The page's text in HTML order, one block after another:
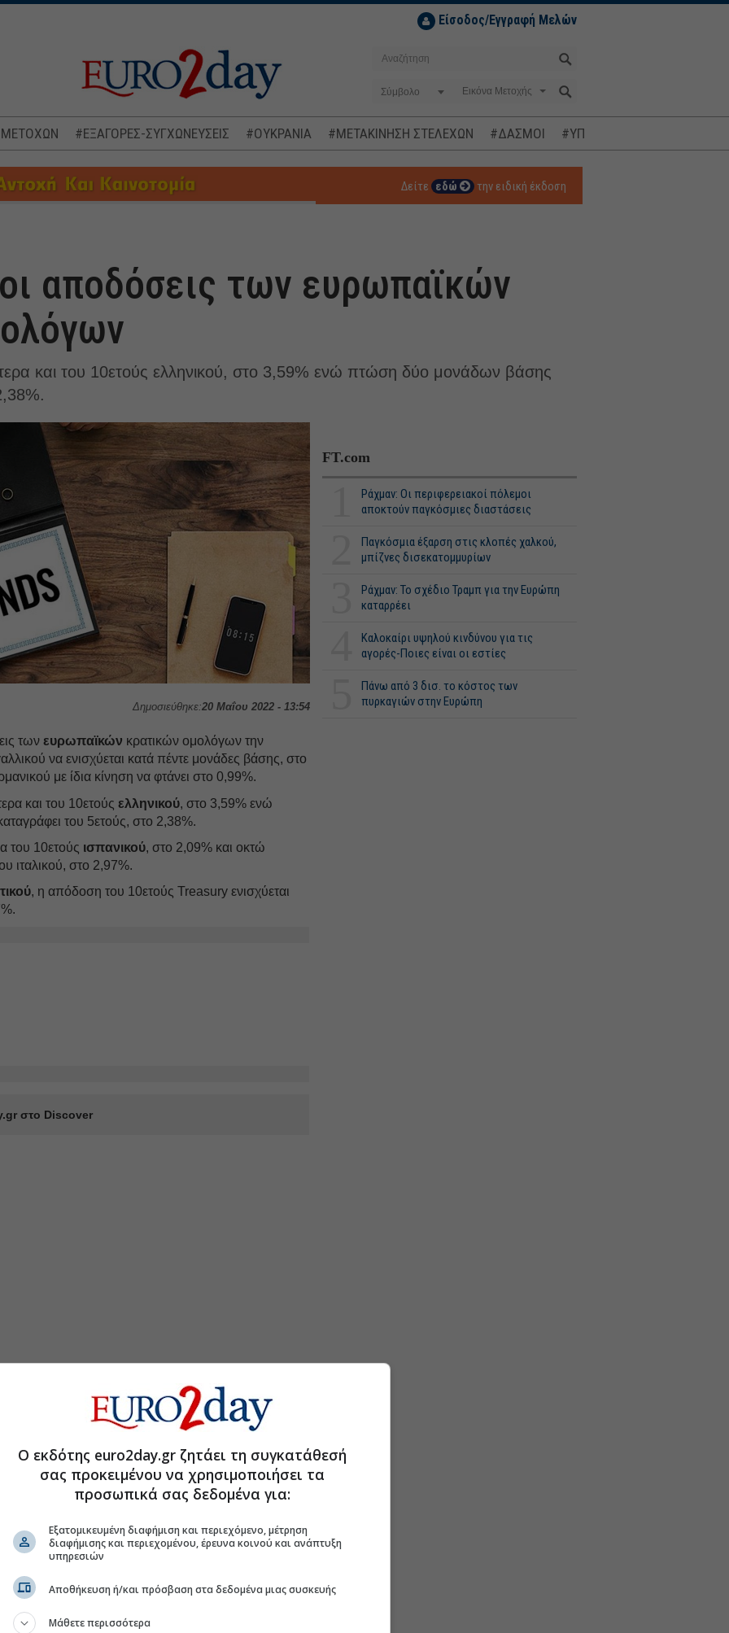
Είσοδος/Εγγραφή Μελών
Σύμβολο
ΜΕΤΟΧΩΝ #ΕΞΑΓΟΡΕΣ-ΣΥΓΧΩΝΕΥΣΕΙΣ #ΟΥΚΡΑΝΙΑ #ΜΕΤΑΚΙΝΗΣΗ ΣΤΕΛΕΧΩΝ #ΔΑΣΜΟΙ #ΥΠΟΚΛΟΠΕΣ
Δείτε εδώ την ειδική έκδοση
οι αποδόσεις των ευρωπαϊκών
και του 10ετούς ελληνικού, στο 3,59% ενώ πτώση δύο μονάδων βάσης
Δημοσιεύθηκε:20 Μαΐου 2022 - 13:54
τωνευρωπαϊκών κρατικών ομολόγων την
να ενισχύεται κατά πέντε μονάδες βάσης, στο
με ίδια κίνηση να φτάνει στο 0,99%.
και του 10ετούςελληνικού, στο 3,59% ενώ
του 5ετούς, στο 2,38%.
του 10ετούς ισπανικού, στο 2,09% και οκτώ
ιταλικού, στο 2,97%.
, η απόδοση του 10ετούς Treasury ενισχύεται
στο Discover
(13:17 19/05/2022)
Bund, ξανά πάνω από το 1%
FT.com
Ράχμαν: Οι περιφερειακοί πόλεμοι
αποκτούν παγκόσμιες διαστάσεις
Παγκόσμια έξαρση στις κλοπές χαλκού,
μπίζνες δισεκατομμυρίων
Ράχμαν: Το σχέδιο Τραμπ για την Ευρώπη
καταρρέει
Καλοκαίρι υψηλού κινδύνου για τις
αγορές-Ποιες είναι οι εστίες
Πάνω από 3 δισ. το κόστος των
πυρκαγιών στην Ευρώπη
Ο εκδότης euro2day.gr ζητάει τη συγκατάθεσή
σας προκειμένου να χρησιμοποιήσει τα
προσωπικά σας δεδομένα για:
Εξατομικευμένη διαφήμιση και περιεχόμενο, μέτρηση
διαφήμισης και περιεχομένου, έρευνα κοινού και ανάπτυξη
υπηρεσιών
Αποθήκευση ή/και πρόσβαση στα δεδομένα μιας συσκευής
Μάθετε περισσότερα